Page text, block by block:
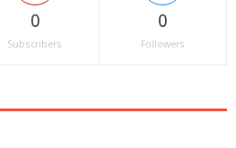
0
Subscribers
0
Followers